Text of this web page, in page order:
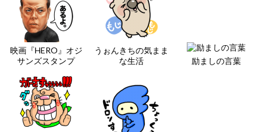
映画『HERO』オジ
サンズスタンプ
うぉんきちの気まま
な生活
励ましの言葉